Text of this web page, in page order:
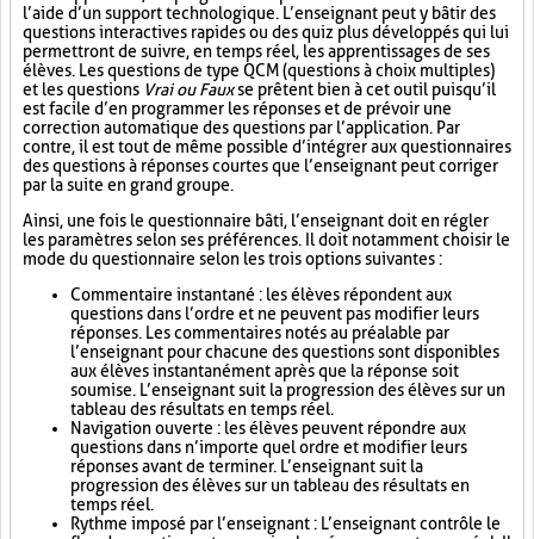
l’aide d’un support technologique. L’enseignant peut y bâtir des
questions interactives rapides ou des quiz plus développés qui lui
permettront de suivre, en temps réel, les apprentissages de ses
élèves. Les questions de type QCM (questions à choix multiples)
et les questions Vrai ou Fauxse prêtent bien à cet outil puisqu’il
est facile d’en programmer les réponses et de prévoir une
correction automatique des questions par l’application. Par
contre, il est tout de même possible d’intégrer aux questionnaires
des questions à réponses courtes que l’enseignant peut corriger
par la suite en grand groupe.
Ainsi, une fois le questionnaire bâti, l’enseignant doit en régler
les paramètres selon ses préférences. Il doit notamment choisir le
mode du questionnaire selon les trois options suivantes :
Commentaire instantané : les élèves répondent aux
questions dans l’ordre et ne peuvent pas modifier leurs
réponses. Les commentaires notés au préalable par
l’enseignant pour chacune des questions sont disponibles
aux élèves instantanément après que la réponse soit
soumise. L’enseignant suit la progression des élèves sur un
tableau des résultats en temps réel.
Navigation ouverte : les élèves peuvent répondre aux
questions dans n’importe quel ordre et modifier leurs
réponses avant de terminer. L’enseignant suit la
progression des élèves sur un tableau des résultats en
temps réel.
Rythme imposé par l’enseignant : L’enseignant contrôle le